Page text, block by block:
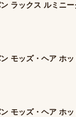
ラックス ルミニ
モッズ・ヘア ホ
モッズ・ヘア ホ